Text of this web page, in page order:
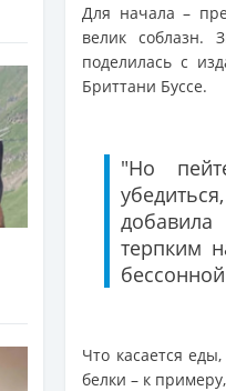
Для начала –
велик соблазн.
поделилась с
Бриттани Буссе.
"Но
терпким
Что касается
белки – к